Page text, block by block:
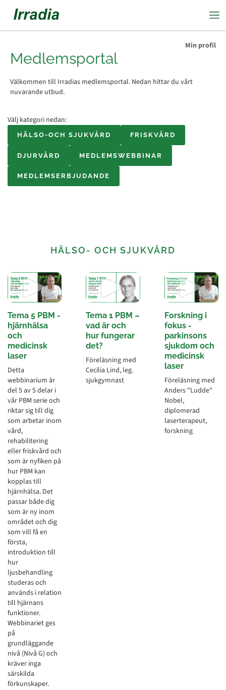
Min profil
Medlemsportal
Välkommen till Irradias medlemsportal. Nedan hittar du vårt
nuvarande utbud.
Välj kategori nedan:
HÄLSO-OCH SJUKVÅRD FRISKVÅRD
DJURVÅRD MEDLEMSWEBBINAR
MEDLEMSERBJUDANDE
HÄLSO- OCH SJUKVÅRD
Tema 5 PBM -
hjärnhälsa
och
medicinsk
laser
Detta
webbinarium är
del 5 av 5 delar i
vår PBM serie och
riktar sig till dig
som arbetar inom
vård,
rehabilitering
eller friskvård och
som är nyfiken på
hur PBM kan
kopplas till
hjärnhälsa. Det
passar både dig
som är ny inom
området och dig
som vill få en
första,
introduktion till
hur
ljusbehandling
studeras och
används i relation
till hjärnans
funktioner.
Webbinariet ges
på
grundläggande
nivå (Nivå G) och
kräver inga
särskilda
förkunskaper.
Tema 1 PBM –
vad är och
hur fungerar
det?
Föreläsning med
Cecilia Lind, leg.
sjukgymnast
Forskning i
fokus -
parkinsons
sjukdom och
medicinsk
laser
Föreläsning med
Anders "Ludde"
Nobel,
diplomerad
laserterapeut,
forskning